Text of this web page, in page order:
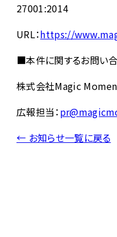
27001:2014
URL：https://
■本件に関するお問い
株式会社Magic
広報担当：
← お知らせ一覧に戻る